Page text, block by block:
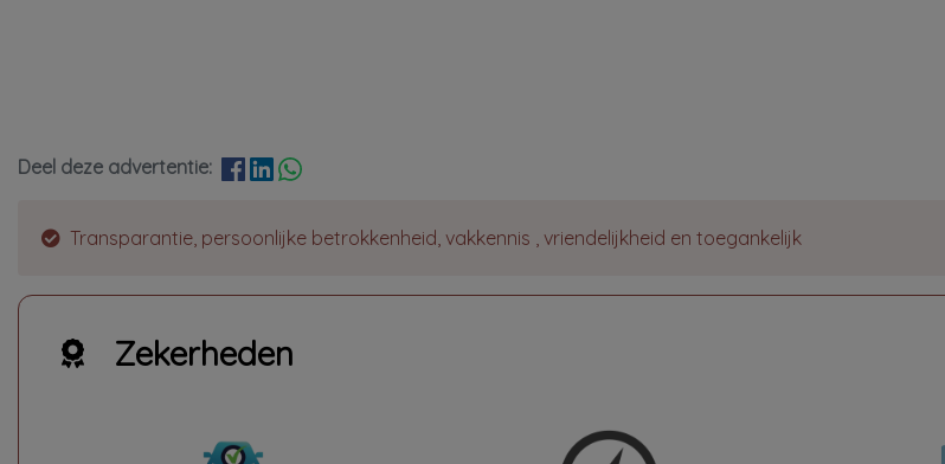
Deel deze advertentie:
Transparantie, persoonlijke betrokkenheid, vakkennis , vriendelijkheid en toegankelijk
Zekerheden